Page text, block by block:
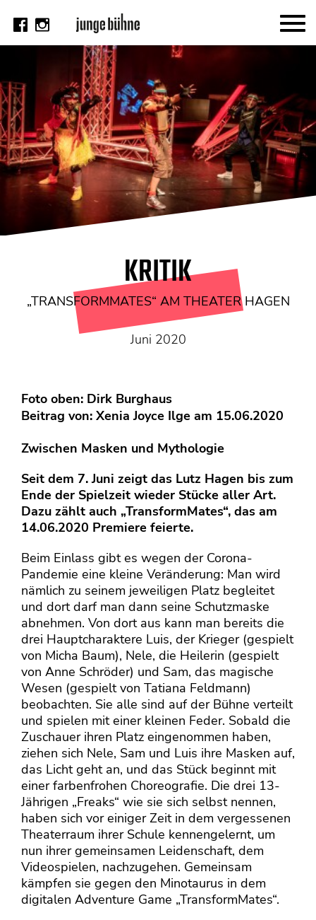
AKTUELL
Thema
Video
Kritik
DAS HEFT
Aktuelles Heft
Alle Hefte
KONTAKT
junge bühne-Beirat
Wir suchen…
KRITIK
„TRANSFORMMATES“ AM THEATER HAGEN
Juni 2020
Foto oben: Dirk Burghaus
Beitrag von: Xenia Joyce Ilge am 15.06.2020
Zwischen Masken und Mythologie
Seit dem 7. Juni zeigt das Lutz Hagen bis zum
Ende der Spielzeit wieder Stücke aller Art.
Dazu zählt auch „TransformMates“, das am
14.06.2020 Premiere feierte.
Beim Einlass gibt es wegen der Corona-
Pandemie eine kleine Veränderung: Man wird
nämlich zu seinem jeweiligen Platz begleitet
und dort darf man dann seine Schutzmaske
abnehmen. Von dort aus kann man bereits die
drei Hauptcharaktere Luis, der Krieger (gespielt
von Micha Baum), Nele, die Heilerin (gespielt
von Anne Schröder) und Sam, das magische
Wesen (gespielt von Tatiana Feldmann)
beobachten. Sie alle sind auf der Bühne verteilt
und spielen mit einer kleinen Feder. Sobald die
Zuschauer ihren Platz eingenommen haben,
ziehen sich Nele, Sam und Luis ihre Masken auf,
das Licht geht an, und das Stück beginnt mit
einer farbenfrohen Choreografie. Die drei 13-
Jährigen „Freaks“ wie sie sich selbst nennen,
haben sich vor einiger Zeit in dem vergessenen
Theaterraum ihrer Schule kennengelernt, um
nun ihrer gemeinsamen Leidenschaft, dem
Videospielen, nachzugehen. Gemeinsam
kämpfen sie gegen den Minotaurus in dem
digitalen Adventure Game „TransformMates“.